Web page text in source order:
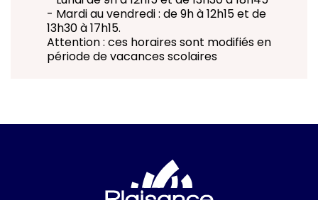
- Mardi au vendredi : de 9h à 12h15 et de
13h30 à 17h15.
Attention : ces horaires sont modifiés en
période de vacances scolaires